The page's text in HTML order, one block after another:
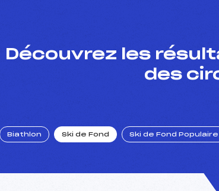
Découvrez les
des
Biathlon Ski de Fond Ski de Fond Populaire